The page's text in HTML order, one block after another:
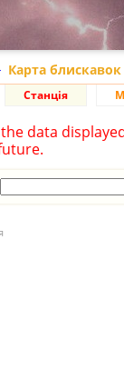
Карта
Станція
data